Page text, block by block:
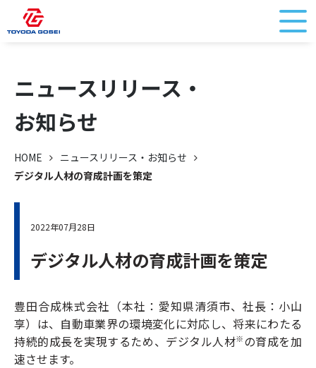
ニュースリリース・
お知らせ
HOME
ニュースリリース・お知らせ
デジタル人材の育成計画を策定
2022年07月28日
デジタル人材の育成計画を策定
豊田合成株式会社（本社：愛知県清須市、社長：小山
享）は、自動車業界の環境変化に対応し、将来にわたる
持続的成長を実現するため、デジタル人材※の育成を加
速させます。